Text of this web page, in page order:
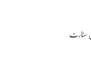
سٹارٹ